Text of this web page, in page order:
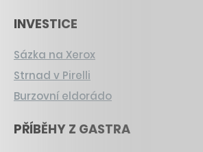
INVESTICE
Sázka na Xerox
Strnad v Pirelli
Burzovní eldorádo
PŘÍBĚHY Z GASTRA